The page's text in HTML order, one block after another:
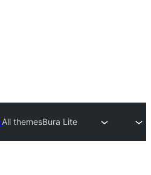
All themesBura Lite